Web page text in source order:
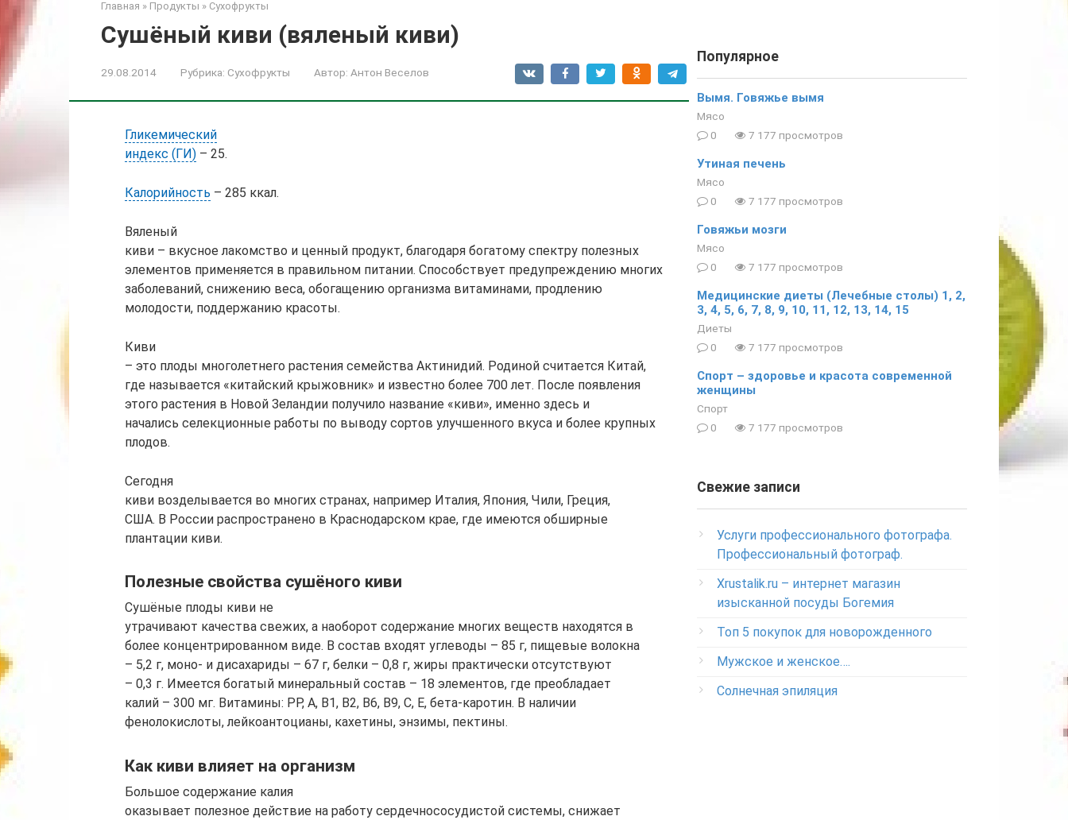
Главная » Продукты » Сухофрукты
Сушёный киви (вяленый киви)
29.08.2014 Рубрика: Сухофрукты Автор: Антон Веселов
Гликемический
индекс (ГИ) – 25.
Калорийность – 285 ккал.
Вяленый
киви – вкусное лакомство и ценный продукт, благодаря богатому спектру полезных
элементов применяется в правильном питании. Способствует предупреждению многих
заболеваний, снижению веса, обогащению организма витаминами, продлению
молодости, поддержанию красоты.
Киви
– это плоды многолетнего растения семейства Актинидий. Родиной считается Китай,
где называется «китайский крыжовник» и известно более 700 лет. После появления
этого растения в Новой Зеландии получило название «киви», именно здесь и
начались селекционные работы по выводу сортов улучшенного вкуса и более крупных
плодов.
Сегодня
киви возделывается во многих странах, например Италия, Япония, Чили, Греция,
США. В России распространено в Краснодарском крае, где имеются обширные
плантации киви.
Полезные свойства сушёного киви
Сушёные плоды киви не
утрачивают качества свежих, а наоборот содержание многих веществ находятся в
более концентрированном виде. В состав входят углеводы – 85 г, пищевые волокна
– 5,2 г, моно- и дисахариды – 67 г, белки – 0,8 г, жиры практически отсутствуют
– 0,3 г. Имеется богатый минеральный состав – 18 элементов, где преобладает
калий – 300 мг. Витамины: РР, А, В1, В2, В6, В9, С, Е, бета-каротин. В наличии
фенолокислоты, лейкоантоцианы, кахетины, энзимы, пектины.
Как киви влияет на организм
Большое содержание калия
оказывает полезное действие на работу сердечнососудистой системы, снижает
Популярное
Вымя. Говяжье вымя
Мясо
0
7 177 просмотров
Утиная печень
Мясо
0
7 177 просмотров
Говяжьи мозги
Мясо
0
7 177 просмотров
Медицинские диеты (Лечебные столы) 1, 2,
3, 4, 5, 6, 7, 8, 9, 10, 11, 12, 13, 14, 15
Диеты
0
7 177 просмотров
Спорт – здоровье и красота современной
женщины
Спорт
0
7 177 просмотров
Свежие записи
Услуги профессионального фотографа.
Профессиональный фотограф.
Xrustalik.ru – интернет магазин
изысканной посуды Богемия
Топ 5 покупок для новорожденного
Мужское и женское….
Солнечная эпиляция